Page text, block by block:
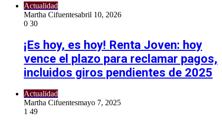
Actualidad
Martha Cifuentesabril 10, 2026
0 30
¡Es hoy, es hoy! Renta Joven: hoy
vence el plazo para reclamar pagos,
incluidos giros pendientes de 2025
Actualidad
Martha Cifuentesmayo 7, 2025
1 49